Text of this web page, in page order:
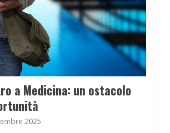
a Medicina: un ostacolo
2025